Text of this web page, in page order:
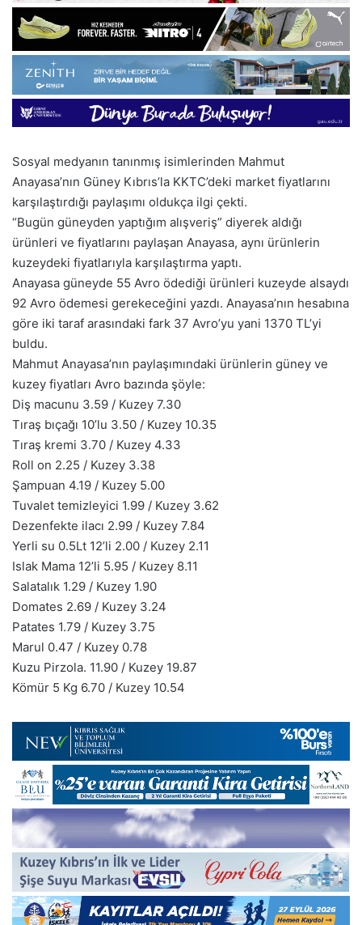
Sosyal medyanın tanınmış isimlerinden Mahmut
Anayasa’nın Güney Kıbrıs’la KKTC’deki market fiyatlarını
karşılaştırdığı paylaşımı oldukça ilgi çekti.
“Bugün güneyden yaptığım alışveriş” diyerek aldığı
ürünleri ve fiyatlarını paylaşan Anayasa, aynı ürünlerin
kuzeydeki fiyatlarıyla karşılaştırma yaptı.
Anayasa güneyde 55 Avro ödediği ürünleri kuzeyde alsaydı
92 Avro ödemesi gerekeceğini yazdı. Anayasa’nın hesabına
göre iki taraf arasındaki fark 37 Avro’yu yani 1370 TL’yi
buldu.
Mahmut Anayasa’nın paylaşımındaki ürünlerin güney ve
kuzey fiyatları Avro bazında şöyle:
Diş macunu 3.59 / Kuzey 7.30
Tıraş bıçağı 10’lu 3.50 / Kuzey 10.35
Tıraş kremi 3.70 / Kuzey 4.33
Roll on 2.25 / Kuzey 3.38
Şampuan 4.19 / Kuzey 5.00
Tuvalet temizleyici 1.99 / Kuzey 3.62
Dezenfekte ilacı 2.99 / Kuzey 7.84
Yerli su 0.5Lt 12’li 2.00 / Kuzey 2.11
Islak Mama 12’li 5.95 / Kuzey 8.11
Salatalık 1.29 / Kuzey 1.90
Domates 2.69 / Kuzey 3.24
Patates 1.79 / Kuzey 3.75
Marul 0.47 / Kuzey 0.78
Kuzu Pirzola. 11.90 / Kuzey 19.87
Kömür 5 Kg 6.70 / Kuzey 10.54